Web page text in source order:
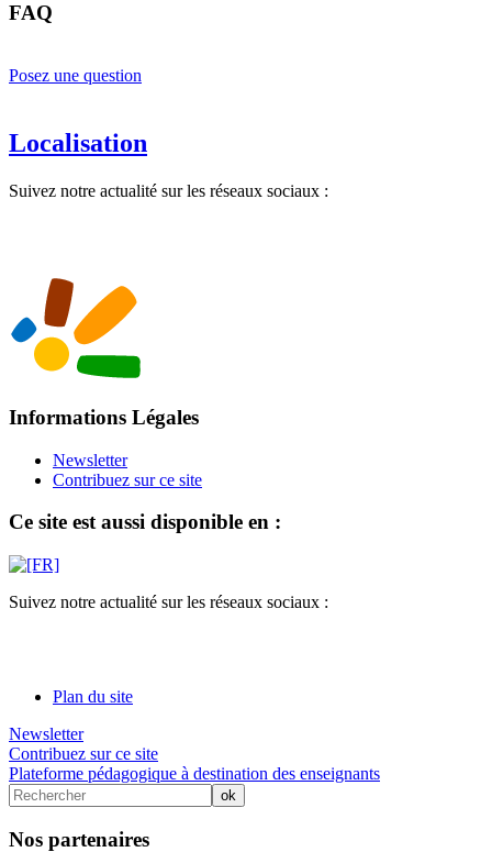
FAQ
Posez une question
Localisation
Suivez notre actualité sur les réseaux sociaux :
Informations Légales
Newsletter
Contribuez sur ce site
Ce site est aussi disponible en :
Suivez notre actualité sur les réseaux sociaux :
Plan du site
Newsletter
Contribuez sur ce site
Plateforme pédagogique à destination des enseignants
Nos partenaires